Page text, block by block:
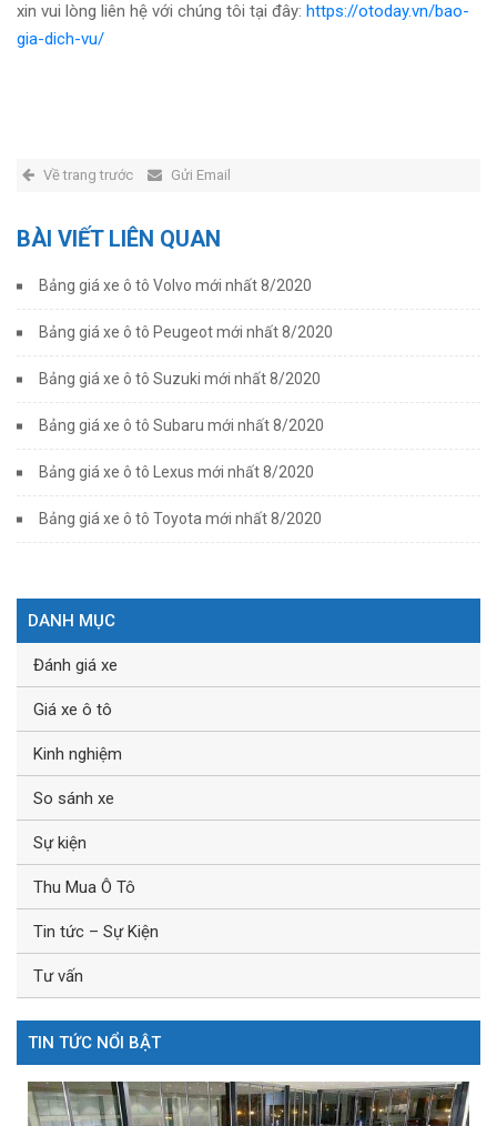
DANH MỤC
Đánh giá xe
Giá xe ô tô
Kinh nghiệm
So sánh xe
Sự kiện
Thu Mua Ô Tô
Tin tức – Sự Kiện
Tư vấn
TIN TỨC NỔI BẬT
xin vui lòng liên hệ với chúng tôi tại đây: https://otoday.vn/bao-
gia-dich-vu/
Về trang trước Gửi Email
BÀI VIẾT LIÊN QUAN
Bảng giá xe ô tô Volvo mới nhất 8/2020
Bảng giá xe ô tô Peugeot mới nhất 8/2020
Bảng giá xe ô tô Suzuki mới nhất 8/2020
Bảng giá xe ô tô Subaru mới nhất 8/2020
Bảng giá xe ô tô Lexus mới nhất 8/2020
Bảng giá xe ô tô Toyota mới nhất 8/2020